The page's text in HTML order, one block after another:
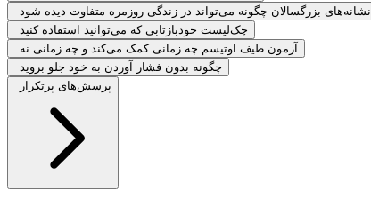
نشانه‌های بزرگسالان چگونه می‌تواند در زندگی روزمره متفاوت دیده شود
چک‌لیست خودبازتابی که می‌توانید استفاده کنید
آزمون طیف اوتیسم چه زمانی کمک می‌کند و چه زمانی نه
چگونه بدون فشار آوردن به خود جلو بروید
پرسش‌های پرتکرار